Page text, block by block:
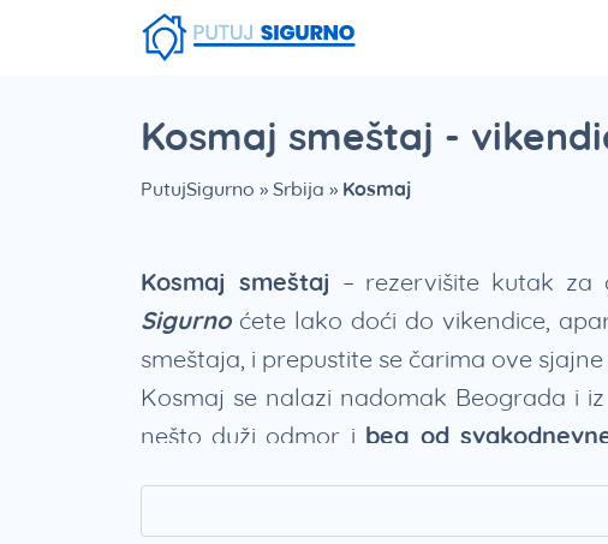
Kosmaj smeštaj -
PutujSigurno » Srbija » Kosmaj
Kosmaj smeštaj – rezervišite kutak za
Sigurnoćete lako doći do vikendice,
smeštaja, i prepustite se čarima ove
Kosmaj se nalazi nadomak Beograda i
nešto duži odmor i beg od